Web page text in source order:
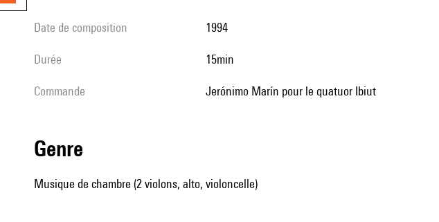
date de composition 1994
durée 15min
Commande Jerónimo Marín pour le quatuor Ibiut
genre
Musique de chambre (2 violons, alto, violoncelle)